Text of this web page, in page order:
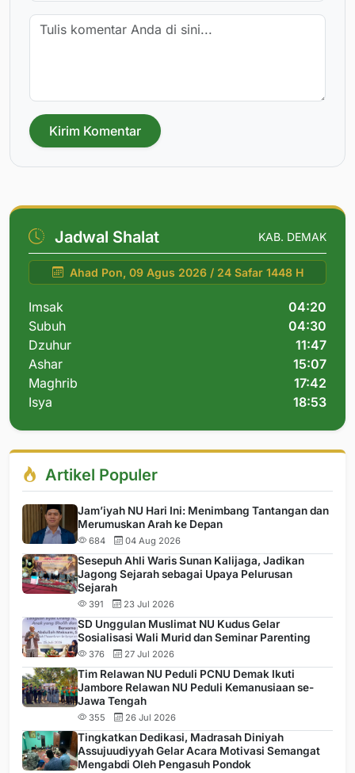
Kirim Komentar
Jadwal Shalat KAB. DEMAK
Ahad Pon, 09 Agus 2026 / 24 Safar 1448 H
Imsak
04:20
Subuh
04:30
Dzuhur
11:47
Ashar
15:07
Maghrib
17:42
Isya
18:53
Artikel Populer
Jam’iyah NU Hari Ini: Menimbang Tantangan dan
Merumuskan Arah ke Depan
684 04 Aug 2026
Sesepuh Ahli Waris Sunan Kalijaga, Jadikan
Jagong Sejarah sebagai Upaya Pelurusan
Sejarah
391 23 Jul 2026
SD Unggulan Muslimat NU Kudus Gelar
Sosialisasi Wali Murid dan Seminar Parenting
376 27 Jul 2026
Tim Relawan NU Peduli PCNU Demak Ikuti
Jambore Relawan NU Peduli Kemanusiaan se-
Jawa Tengah
355 26 Jul 2026
Tingkatkan Dedikasi, Madrasah Diniyah
Assujuudiyyah Gelar Acara Motivasi Semangat
Mengabdi Oleh Pengasuh Pondok